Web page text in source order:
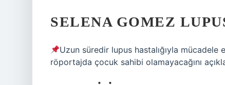
SELENA GOMEZ
Uzun süredir lupus hastalığıyla
röportajda çocuk sahibi olamayacağını